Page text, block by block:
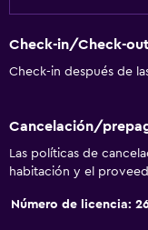
General
Vista a una calle
Vista al jardín
Piso de parquet o
Check-in/Check-
Check-in después de
Cancelación/
Las políticas de
habitación y el
Número de licencia: